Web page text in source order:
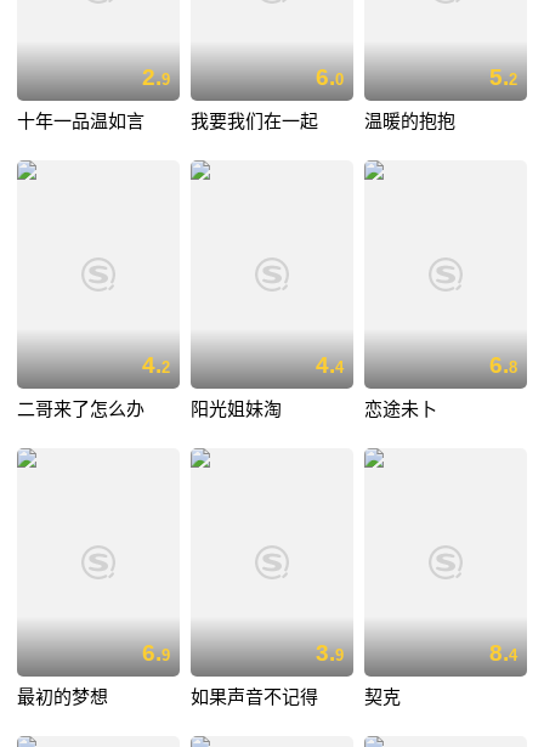
2.9
十年一品温如言
6.0
我要我们在一起
5.2
温暖的抱抱
4.2
二哥来了怎么办
4.4
阳光姐妹淘
6.8
恋途未卜
6.9
最初的梦想
3.9
如果声音不记得
8.4
契克